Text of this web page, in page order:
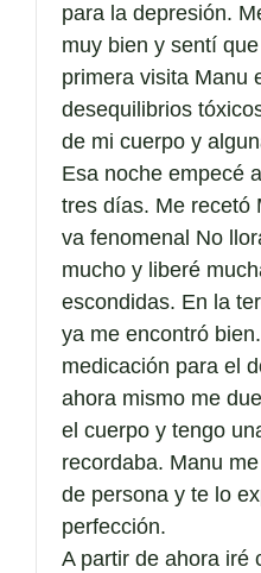
para la depresión.
muy bien y sentí
primera visita Manu
desequilibrios
de mi cuerpo y
Esa noche empecé
tres días. Me recetó
va fenomenal No
mucho y liberé
escondidas. En la
ya me encontró
medicación para el
ahora mismo me
el cuerpo y tengo
recordaba. Manu
de persona y te lo
perfección.
A partir de ahora iré